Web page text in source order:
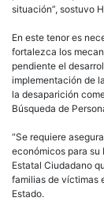
situación”, sostuvo
En este tenor es
fortalezca los
pendiente el
implementación de
la desaparición
Búsqueda de
“Se requiere
económicos para su
Estatal Ciudadano
familias de víctimas
Estado.